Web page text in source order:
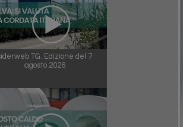
TG. Edizione del 7
agosto 2026